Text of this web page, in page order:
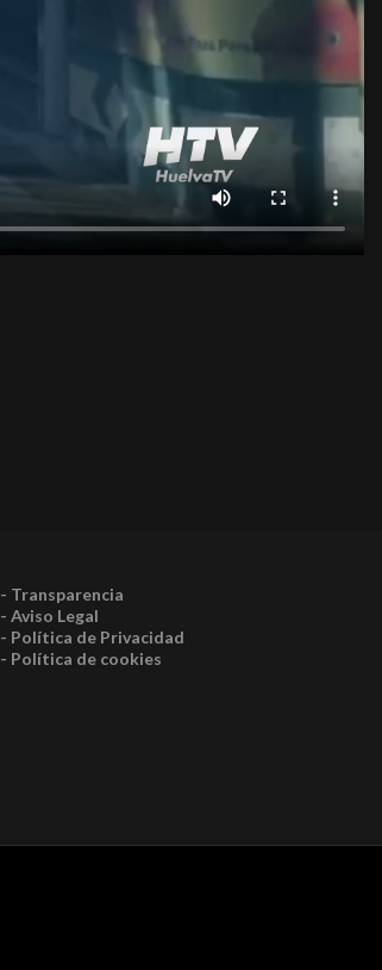
- Transparencia
- Aviso Legal
- Política de Privacidad
- Política de cookies